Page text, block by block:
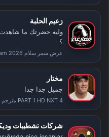
زعيم الحلبة
وليه حضرتك ما شاهدت
؟
عرض سمر سلام SummerSlam 2026 الليلة الأولى كامل مترجم
مختار
جميل جدا جدا
PART 1 HD NXT 4 مترجم
شركات تشطيبات